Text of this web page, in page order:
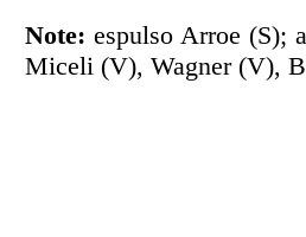
Note: espulso Arroe (S);
Miceli (V), Wagner (V),